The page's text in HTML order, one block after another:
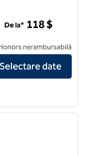
Suites by Hilton
De la* 118 $
nerambursabilă
Selectare date